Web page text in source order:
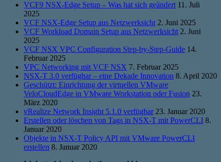
VCF9 NSX-Edge Setup – Was hat sich geändert 11. Juli
2025
VCF NSX-Edge Setup aus Netzwerksicht 2. Juni 2025
VCF Workload Domain Setup aus Netzwerksicht 2. Juni
2025
VCF NSX VPC Configuration Step-by-Step-Guide 14.
Februar 2025
VPC Networking mit VCF NSX 7. Februar 2025
NSX-T 3.0 verfügbar – eine Dekade Innovation 8. April 2020
Geschützt: Einrichtung der virtuellen VMware
VeloCloudEdge in VMware Workstation oder Fusion 23.
März 2020
vRealize Network Insight 5.1.0 verfügbar 23. Januar 2020
Erstellen oder löschen von Tags in NSX-T mit PowerCLI 8.
Januar 2020
Objekte in NSX-T Policy API mit VMware PowerCLI
erstellen 8. Januar 2020